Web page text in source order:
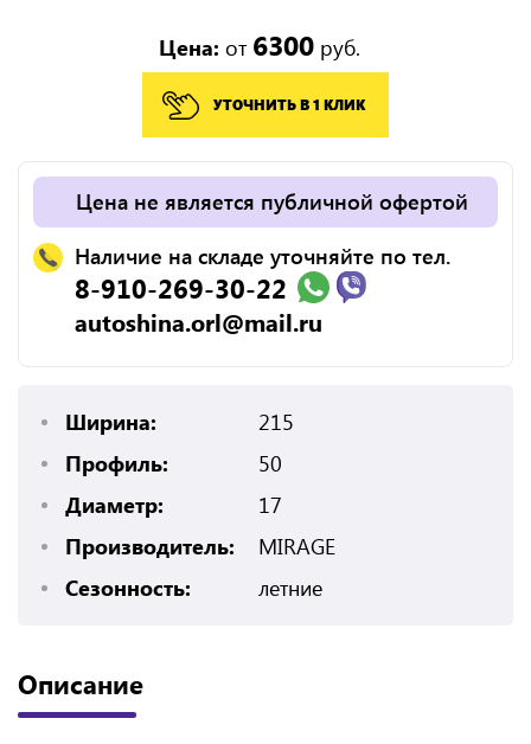
Цена: от 6300 руб.
УТОЧНИТЬ В 1 КЛИК
Цена не является публичной офертой
Наличие на складе уточняйте по тел.
8-910-269-30-22
autoshina.orl@mail.ru
Ширина:
215
Профиль:
50
Диаметр:
17
Производитель:
MIRAGE
Сезонность:
летние
Описание